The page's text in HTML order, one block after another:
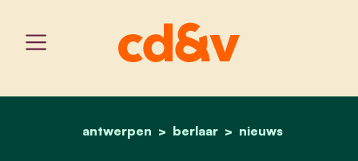
home
antwerpen berlaar nieuws
zet samen met ons het